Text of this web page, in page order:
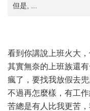
但是, ...
看到你講說上班火大
其實無奈的上班族還
瘋了，要找我放假去兜
不過再怎麼樣，有工作
苦總是有人比我更苦